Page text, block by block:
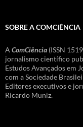
SOBRE A COMCIÊNCIA
A ComCiência (ISSN
jornalismo científico
Estudos Avançados em
com a Sociedade
Editores executivos e
Ricardo Muniz.